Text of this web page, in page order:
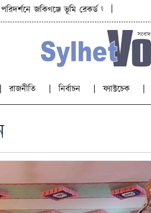
জকিগঞ্জে ভূমি রেকর্ড অধিদপ্তরের মহাপরিচালক
|
রাজনীতি নির্বাচন ফ্যাক্টচেক